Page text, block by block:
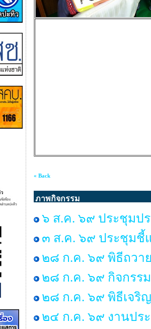
« Back
ภาพกิจกรรม
๖ ส.ค. ๖๙ ประชุมป
๓ ส.ค. ๖๙ ประชุมชี้
๒๘ ก.ค. ๖๙ พิธีถวา
๒๘ ก.ค. ๖๙ กิจกรร
๒๘ ก.ค. ๖๙ พิธีเจริ
๒๔ ก.ค. ๖๙ งานปร